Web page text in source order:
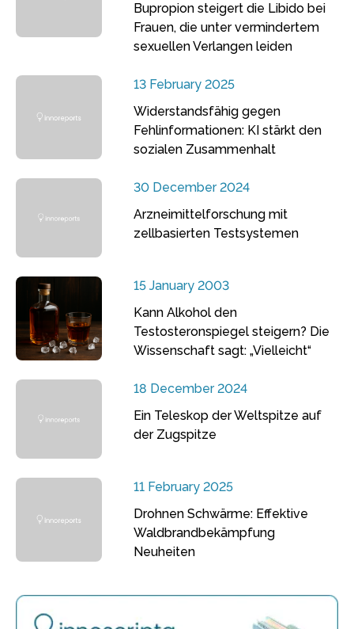
Bupropion steigert die Libido bei
Frauen, die unter vermindertem
sexuellen Verlangen leiden
13 February 2025
Widerstandsfähig gegen
Fehlinformationen: KI stärkt den
sozialen Zusammenhalt
30 December 2024
Arzneimittelforschung mit
zellbasierten Testsystemen
15 January 2003
Kann Alkohol den
Testosteronspiegel steigern? Die
Wissenschaft sagt: „Vielleicht“
18 December 2024
Ein Teleskop der Weltspitze auf
der Zugspitze
11 February 2025
Drohnen Schwärme: Effektive
Waldbrandbekämpfung
Neuheiten